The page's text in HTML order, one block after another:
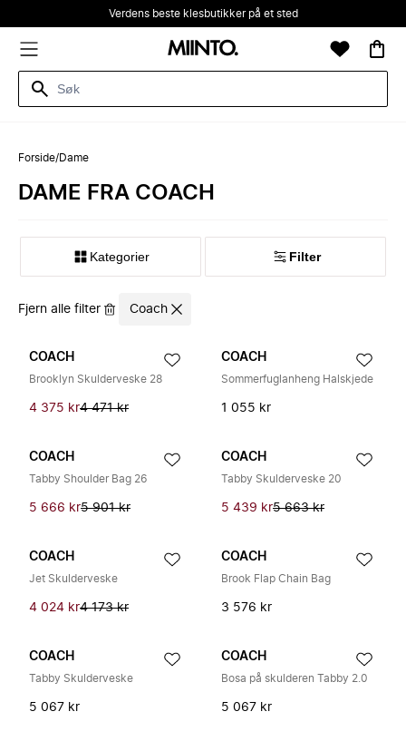
Verdens beste klesbutikker på et sted
Forside/Dame
DAME FRA COACH
Kategorier Filter
Fjern alle filter Coach
COACH
Brooklyn Skulderveske 28
4 375 kr4 471 kr
COACH
Sommerfuglanheng Halskjede
1 055 kr
COACH
Tabby Shoulder Bag 26
5 666 kr5 901 kr
COACH
Tabby Skulderveske 20
5 439 kr5 663 kr
COACH
Jet Skulderveske
4 024 kr4 173 kr
COACH
Brook Flap Chain Bag
3 576 kr
COACH
Tabby Skulderveske
5 067 kr
COACH
Bosa på skulderen Tabby 2.0
5 067 kr